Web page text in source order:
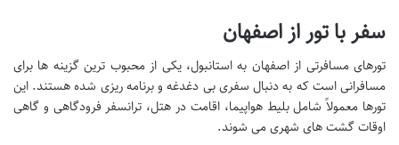
سفر با تور از اصفهان
تورهای مسافرتی از اصفهان به استانبول، یکی از محبوب ترین گزینه ها برای
مسافرانی است که به دنبال سفری بی دغدغه و برنامه ریزی شده هستند. این
تورها معمولاً شامل بلیط هواپیما، اقامت در هتل، ترانسفر فرودگاهی و گاهی
اوقات گشت های شهری می شوند.